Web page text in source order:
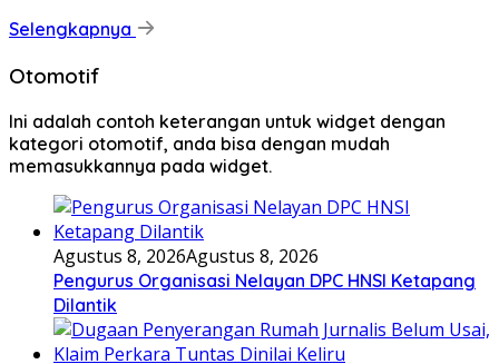
Selengkapnya
Otomotif
Ini adalah contoh keterangan untuk widget dengan
kategori otomotif, anda bisa dengan mudah
memasukkannya pada widget.
Agustus 8, 2026Agustus 8, 2026
Pengurus Organisasi Nelayan DPC HNSI Ketapang
Dilantik